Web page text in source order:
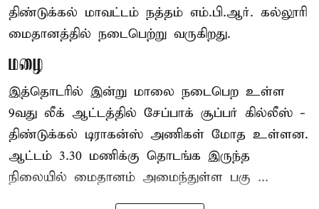
திண்டுக்கல் மாவட்டம் நத்தம் எம்.பி.ஆர். கல்லூரி
மைதானத்தில் நடைபெற்று வருகிறது.
மழை
இத்தொடரில் இன்று மாலை நடைபெற உள்ள
9வது லீக் ஆட்டத்தில் சேப்பாக் சூப்பர் கில்லீஸ் -
திண்டுக்கல் டிராகன்ஸ் அணிகள் மோத உள்ளன.
ஆட்டம் 3.30 மணிக்கு தொடங்க இருந்த
நிலையில் மைதானம் அமைந்துள்ள பகு ...